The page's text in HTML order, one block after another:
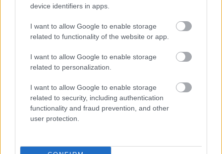
device identifiers in apps.
I want to allow Google to enable storage
related to functionality of the website or app.
I want to allow Google to enable storage
related to personalization.
I want to allow Google to enable storage
related to security, including authentication
functionality and fraud prevention, and other
user protection.
SZÍNHÁZ, ZENE, TERMÉSZET: ÖSSZMŰVÉSZETI
ÜNNEP A DUNAKANYAR SZÍVÉBEN